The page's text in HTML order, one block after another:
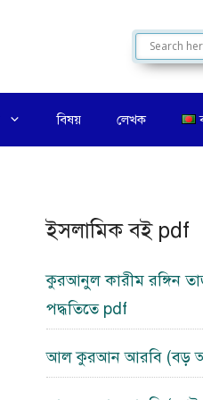
বিষয় লেখক
ইসলামিক বই pdf
কুরআনুল কারীম রঙ্গিন
পদ্ধতিতে pdf
আল কুরআন আরবি (বড়